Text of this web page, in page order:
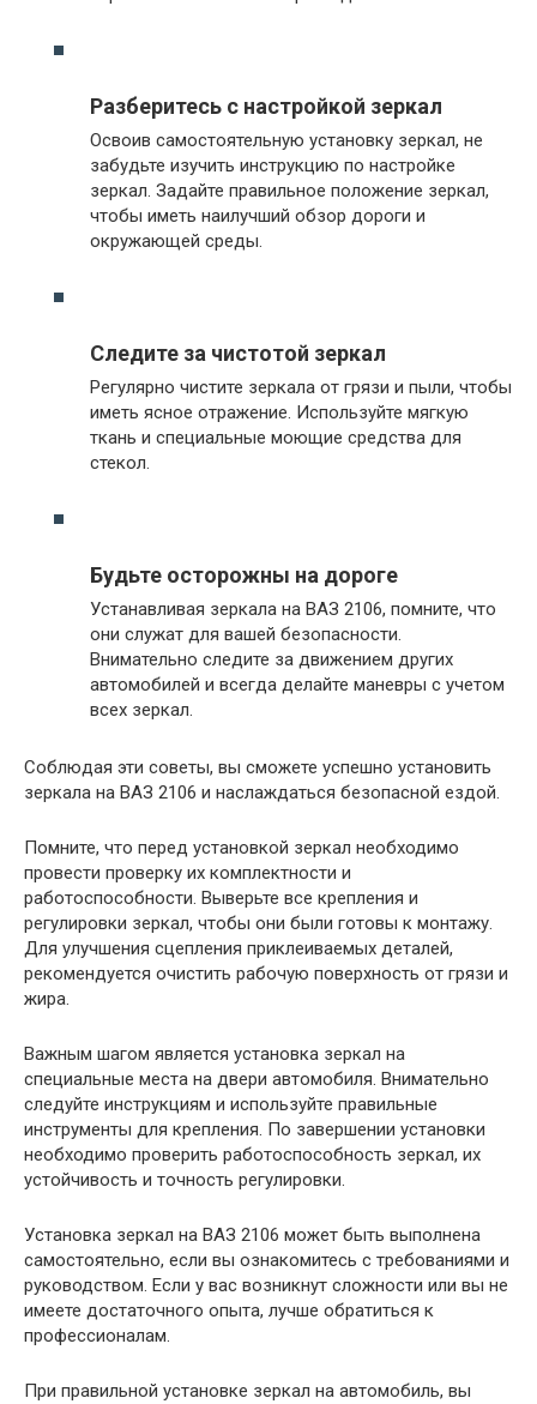
Разберитесь с настройкой зеркал
Освоив самостоятельную установку зеркал, не
забудьте изучить инструкцию по настройке
зеркал. Задайте правильное положение зеркал,
чтобы иметь наилучший обзор дороги и
окружающей среды.
Следите за чистотой зеркал
Регулярно чистите зеркала от грязи и пыли, чтобы
иметь ясное отражение. Используйте мягкую
ткань и специальные моющие средства для
стекол.
Будьте осторожны на дороге
Устанавливая зеркала на ВАЗ 2106, помните, что
они служат для вашей безопасности.
Внимательно следите за движением других
автомобилей и всегда делайте маневры с учетом
всех зеркал.
Соблюдая эти советы, вы сможете успешно установить
зеркала на ВАЗ 2106 и наслаждаться безопасной ездой.
Помните, что перед установкой зеркал необходимо
провести проверку их комплектности и
работоспособности. Выверьте все крепления и
регулировки зеркал, чтобы они были готовы к монтажу.
Для улучшения сцепления приклеиваемых деталей,
рекомендуется очистить рабочую поверхность от грязи и
жира.
Важным шагом является установка зеркал на
специальные места на двери автомобиля. Внимательно
следуйте инструкциям и используйте правильные
инструменты для крепления. По завершении установки
необходимо проверить работоспособность зеркал, их
устойчивость и точность регулировки.
Установка зеркал на ВАЗ 2106 может быть выполнена
самостоятельно, если вы ознакомитесь с требованиями и
руководством. Если у вас возникнут сложности или вы не
имеете достаточного опыта, лучше обратиться к
профессионалам.
При правильной установке зеркал на автомобиль, вы